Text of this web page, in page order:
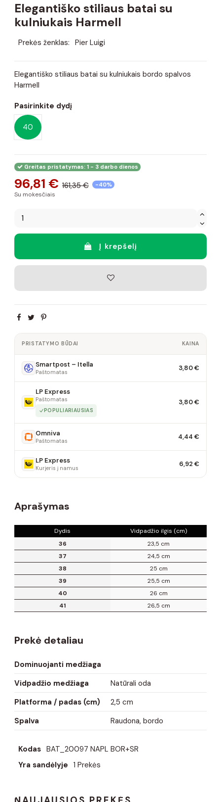
Elegantiško stiliaus batai su
kulniukais Harmell
Prekės ženklas: Pier Luigi
Elegantiško stiliaus batai su kulniukais bordo spalvos
Harmell
Pasirinkite dydį
40
Greitas pristatymas: 1 - 3 darbo dienos
96,81 € 161,35 € -40%
Su mokesčiais
Į krepšelį
PRISTATYMO BŪDAI KAINA
Smartpost – Itella
Paštomatas 3,80 €
LP Express
Paštomatas
POPULIARIAUSIAS
3,80 €
Omniva
Paštomatas 4,44 €
LP Express
Kurjeris į namus 6,92 €
Aprašymas
Dydis
Vidpadžio ilgis (cm)
36
23,5 cm
37
24,5 cm
38
25 cm
39
25,5 cm
40
26 cm
41
26,5 cm
Prekė detaliau
Dominuojanti medžiaga
Vidpadžio medžiaga
Natūrali oda
Platforma / padas (cm)
2,5 cm
Spalva
Raudona, bordo
Kodas BAT_20097 NAPL BOR+SR
Yra sandėlyje 1 Prekės